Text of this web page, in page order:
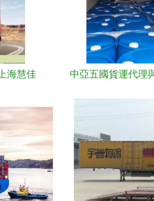
海慧佳
中亞五國貨運代理